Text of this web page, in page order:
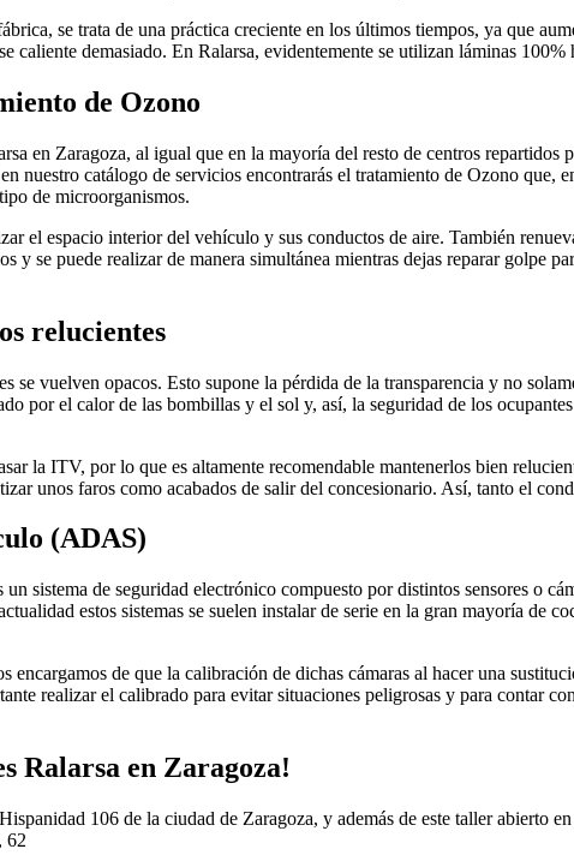
se trata de una práctica creciente en los últimos tiempos, ya que
caliente demasiado. En Ralarsa, evidentemente se utilizan láminas
de Ozono
en Zaragoza, al igual que en la mayoría del resto de centros
nuestro catálogo de servicios encontrarás el tratamiento de Ozono
de microorganismos.
el espacio interior del vehículo y sus conductos de aire. También
y se puede realizar de manera simultánea mientras dejas reparar golpe
relucientes
se vuelven opacos. Esto supone la pérdida de la transparencia y no
por el calor de las bombillas y el sol y, así, la seguridad de los
la ITV, por lo que es altamente recomendable mantenerlos bien
unos faros como acabados de salir del concesionario. Así, tanto el
(ADAS)
sistema de seguridad electrónico compuesto por distintos sensores o
estos sistemas se suelen instalar de serie en la gran mayoría de
encargamos de que la calibración de dichas cámaras al hacer una
realizar el calibrado para evitar situaciones peligrosas y para contar
Ralarsa en Zaragoza!
106 de la ciudad de Zaragoza, y además de este taller abierto
62